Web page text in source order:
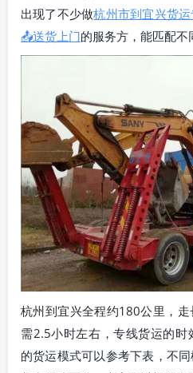
出现了不少做杭州市到宜兴货
📤送货上门的服务方，能匹配不
杭州到宜兴全程约180公里，
需2.5小时左右，专线货运的
的货运模式可以参考下表，不